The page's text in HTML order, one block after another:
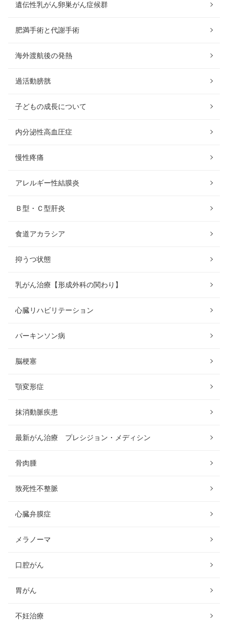
遺伝性乳がん卵巣がん症候群
肥満手術と代謝手術
海外渡航後の発熱
過活動膀胱
子どもの成長について
内分泌性高血圧症
慢性疼痛
アレルギー性結膜炎
Ｂ型・Ｃ型肝炎
食道アカラシア
抑うつ状態
乳がん治療【形成外科の関わり】
心臓リハビリテーション
パーキンソン病
脳梗塞
顎変形症
抹消動脈疾患
最新がん治療 プレシジョン・メディシン
骨肉腫
致死性不整脈
心臓弁膜症
メラノーマ
口腔がん
胃がん
不妊治療